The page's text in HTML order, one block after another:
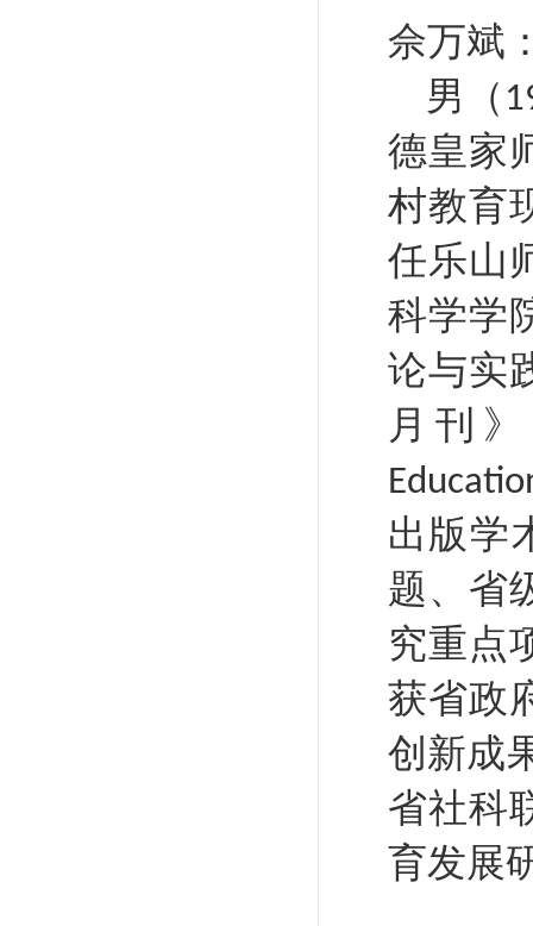
佘万斌
男
（
德皇家
村教育
任乐山
科学学
论与实
月刊
出版学
题、省
究重点
获省政
创新成
省社科
育发展